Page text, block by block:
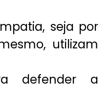
seja por
utilizam
defender a